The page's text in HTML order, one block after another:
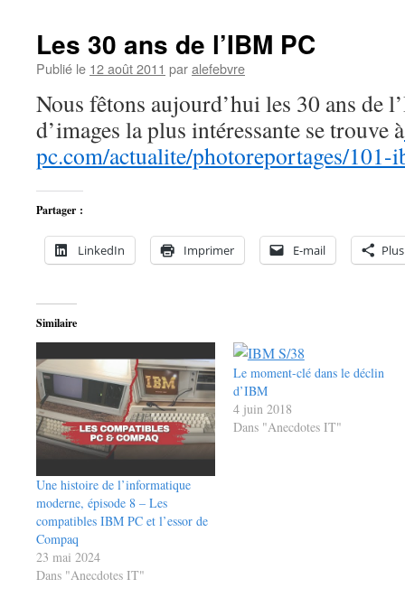
Les 30 ans de l’IBM PC
Publié le 12 août 2011 paralefebvre
Nous fêtons aujourd’hui les 30 ans
d’images la plus intéressante se trouve à
pc.com/actualite/photoreportages/
Partager :
LinkedIn Imprimer E-mail Plus
Similaire
Une histoire de l’informatique
moderne, épisode 8 – Les
compatibles IBM PC et l’essor de
Compaq
23 mai 2024
Dans "Anecdotes IT"
Le moment-clé dans le déclin
d’IBM
4 juin 2018
Dans "Anecdotes IT"